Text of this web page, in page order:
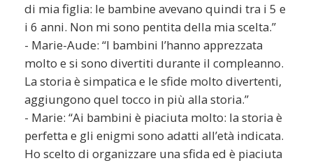
di mia figlia: le bambine avevano quindi tra i 5 e
i 6 anni. Non mi sono pentita della mia scelta.”
- Marie-Aude: “I bambini l’hanno apprezzata
molto e si sono divertiti durante il compleanno.
La storia è simpatica e le sfide molto divertenti,
aggiungono quel tocco in più alla storia.”
- Marie: “Ai bambini è piaciuta molto: la storia è
perfetta e gli enigmi sono adatti all’età indicata.
Ho scelto di organizzare una sfida ed è piaciuta